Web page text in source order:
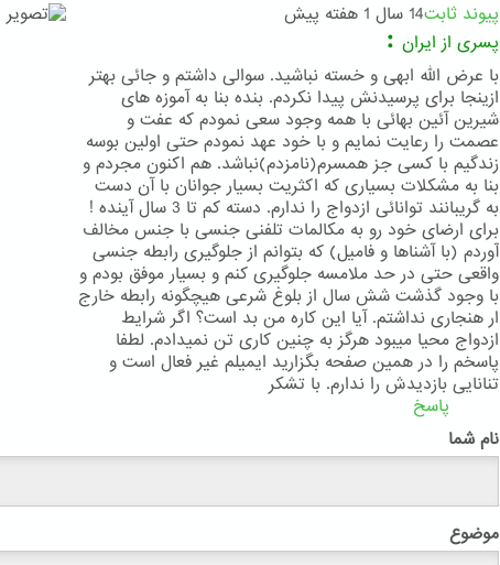
پیوند ثابت14 سال 1 هفته پیش
پسری از ایران :
با عرض الله ابهی و خسته نباشید. سوالی داشتم و جائی بهتر
ازینجا برای پرسیدنش پیدا نکردم. بنده بنا به آموزه های
شیرین آئین بهائی با همه وجود سعی نمودم که عفت و
عصمت را رعایت نمایم و با خود عهد نمودم حتی اولین بوسه
زندگیم با کسی جز همسرم(نامزدم)نباشد. هم اکنون مجردم و
بنا به مشکلات بسیاری که اکثریت بسیار جوانان با آن دست
به گریبانند توانائی ازدواج را ندارم. دسته کم تا 3 سال آینده !
برای ارضای خود رو به مکالمات تلفنی جنسی با جنس مخالف
آوردم (با آشناها و فامیل) که بتوانم از جلوگیری رابطه جنسی
واقعی حتی در حد ملامسه جلوگیری کنم و بسیار موفق بودم و
با وجود گذشت شش سال از بلوغ شرعی هیچگونه رابطه خارج
ار هنجاری نداشتم. آیا این کاره من بد است؟ اگر شرایط
ازدواج محیا میبود هرگز به چنین کاری تن نمیدادم. لطفا
پاسخم را در همین صفحه بگزارید ایمیلم غیر فعال است و
تنانایی بازدیدش را ندارم. با تشکر
پاسخ
نام شما
موضوع